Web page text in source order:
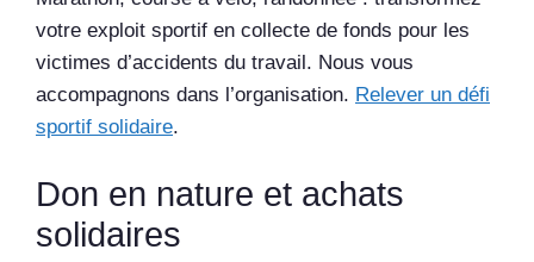
votre exploit sportif en collecte de fonds pour les
victimes d’accidents du travail. Nous vous
accompagnons dans l’organisation. Relever un défi
sportif solidaire.
Don en nature et achats
solidaires